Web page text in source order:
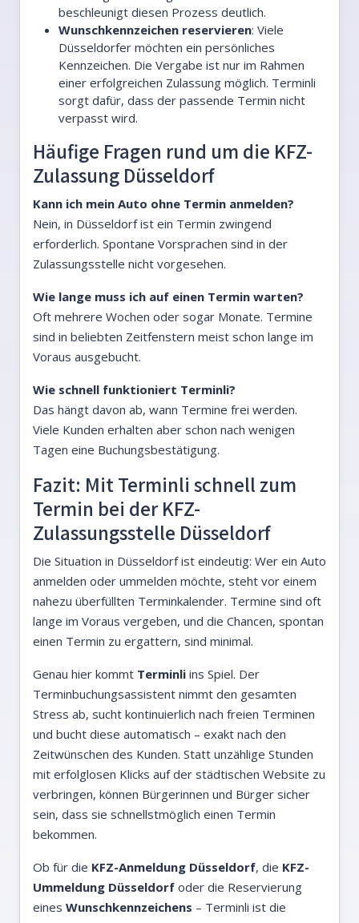
beschleunigt diesen Prozess deutlich.
Wunschkennzeichen reservieren: Viele
Düsseldorfer möchten ein persönliches
Kennzeichen. Die Vergabe ist nur im Rahmen
einer erfolgreichen Zulassung möglich. Terminli
sorgt dafür, dass der passende Termin nicht
verpasst wird.
Häufige Fragen rund um die KFZ-
Zulassung Düsseldorf
Kann ich mein Auto ohne Termin anmelden?
Nein, in Düsseldorf ist ein Termin zwingend
erforderlich. Spontane Vorsprachen sind in der
Zulassungsstelle nicht vorgesehen.
Wie lange muss ich auf einen Termin warten?
Oft mehrere Wochen oder sogar Monate. Termine
sind in beliebten Zeitfenstern meist schon lange im
Voraus ausgebucht.
Wie schnell funktioniert Terminli?
Das hängt davon ab, wann Termine frei werden.
Viele Kunden erhalten aber schon nach wenigen
Tagen eine Buchungsbestätigung.
Fazit: Mit Terminli schnell zum
Termin bei der KFZ-
Zulassungsstelle Düsseldorf
Die Situation in Düsseldorf ist eindeutig: Wer ein Auto
anmelden oder ummelden möchte, steht vor einem
nahezu überfüllten Terminkalender. Termine sind oft
lange im Voraus vergeben, und die Chancen, spontan
einen Termin zu ergattern, sind minimal.
Genau hier kommt Terminli ins Spiel. Der
Terminbuchungsassistent nimmt den gesamten
Stress ab, sucht kontinuierlich nach freien Terminen
und bucht diese automatisch – exakt nach den
Zeitwünschen des Kunden. Statt unzählige Stunden
mit erfolglosen Klicks auf der städtischen Website zu
verbringen, können Bürgerinnen und Bürger sicher
sein, dass sie schnellstmöglich einen Termin
bekommen.
Ob für die KFZ-Anmeldung Düsseldorf, die KFZ-
Ummeldung Düsseldorf oder die Reservierung
eines Wunschkennzeichens – Terminli ist die